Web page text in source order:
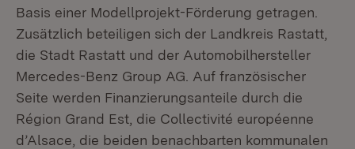
Basis einer Modellprojekt-Förderung getragen.
Zusätzlich beteiligen sich der Landkreis Rastatt,
die Stadt Rastatt und der Automobilhersteller
Mercedes-Benz Group AG. Auf französischer
Seite werden Finanzierungsanteile durch die
Région Grand Est, die Collectivité européenne
d’Alsace, die beiden benachbarten kommunalen